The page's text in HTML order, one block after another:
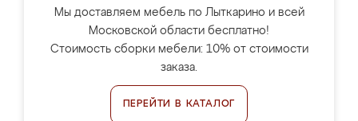
Мы доставляем мебель по Лыткарино и всей
Московской области бесплатно!
Стоимость сборки мебели: 10% от стоимости
заказа.
ПЕРЕЙТИ В КАТАЛОГ